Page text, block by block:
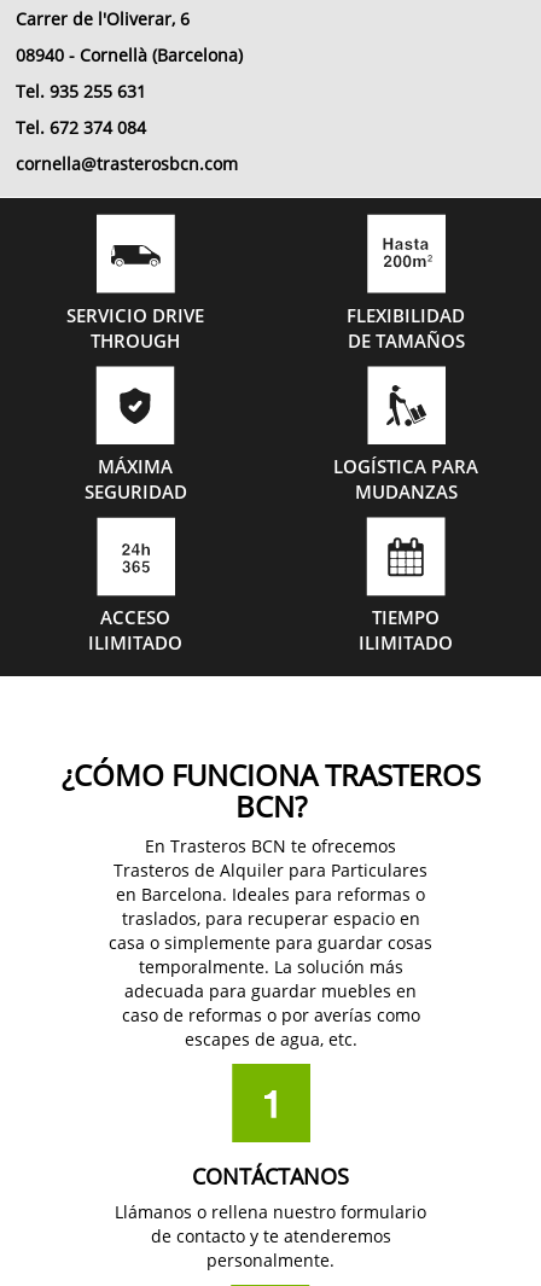
Carrer de l'Oliverar, 6
08940 - Cornellà (Barcelona)
Tel. 935 255 631
Tel. 672 374 084
cornella@trasterosbcn.com
SERVICIO DRIVE
THROUGH
FLEXIBILIDAD
DE TAMAÑOS
MÁXIMA
SEGURIDAD
LOGÍSTICA PARA
MUDANZAS
ACCESO
ILIMITADO
TIEMPO
ILIMITADO
¿CÓMO FUNCIONA TRASTEROS
BCN?
En Trasteros BCN te ofrecemos
Trasteros de Alquiler para Particulares
en Barcelona. Ideales para reformas o
traslados, para recuperar espacio en
casa o simplemente para guardar cosas
temporalmente. La solución más
adecuada para guardar muebles en
caso de reformas o por averías como
escapes de agua, etc.
CONTÁCTANOS
Llámanos o rellena nuestro formulario
de contacto y te atenderemos
personalmente.